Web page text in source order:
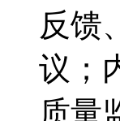
反馈
议；
质量